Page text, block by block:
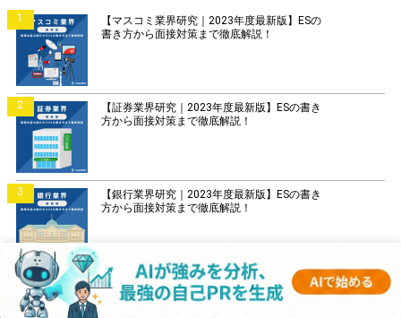
1
【マスコミ業界研究｜2023年度最新版】ESの
書き方から面接対策まで徹底解説！
2
【証券業界研究｜2023年度最新版】ESの書き
方から面接対策まで徹底解説！
3
【銀行業界研究｜2023年度最新版】ESの書き
方から面接対策まで徹底解説！
4
【菓子業界研究｜2023年度最新版】ESの書き
方から面接対策まで徹底解説！